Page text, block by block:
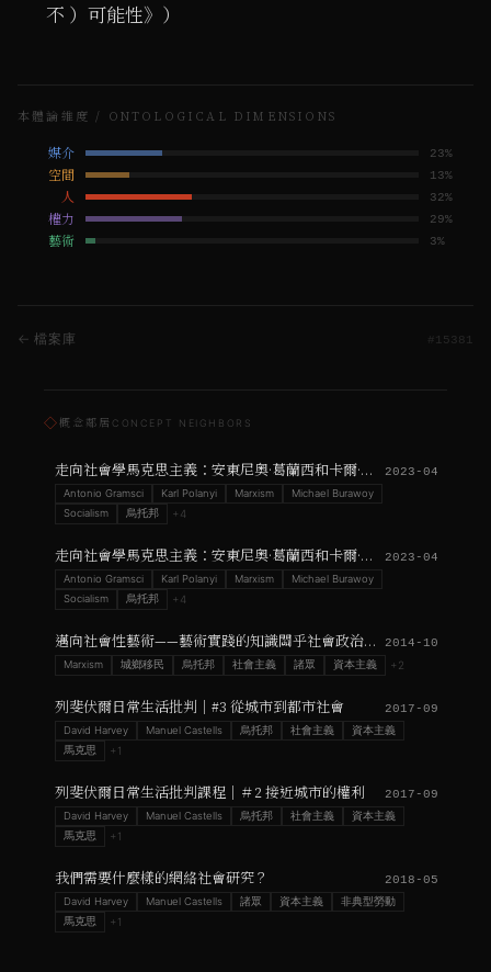
不 ）可能性》）
本體論維度 / ONTOLOGICAL DIMENSIONS
媒介 23%
空間 13%
人 32%
權力 29%
藝術 3%
← 檔案庫 15381
◇概念鄰居 CONCEPT NEIGHBORS
走向社會學馬克思主義：安東尼奧·葛蘭西和卡爾·波蘭尼的互補匯聚（一） 2023-04
Antonio Gramsci Karl Polanyi Marxism
Michael Burawoy
Socialism
烏托邦 + 4
走向社會學馬克思主義：安東尼奧·葛蘭西和卡爾·波蘭尼的互補匯聚（三） 2023-04
Antonio Gramsci Karl Polanyi Marxism
Michael Burawoy
Socialism
烏托邦 + 4
邁向社會性藝術——藝術實踐的知識關乎社會政治過程的知識 2014-10
Marxism 城鄉移民 烏托邦 社會主義 諸眾 資本主義 + 2
列斐伏爾日常生活批判｜#3 從城市到都市社會 2017-09
David Harvey Manuel Castells 烏托邦 社會主義
資本主義
馬克思
+ 1
列斐伏爾日常生活批判課程｜＃2 接近城市的權利 2017-09
David Harvey Manuel Castells 烏托邦 社會主義
資本主義
馬克思
+ 1
我們需要什麼樣的網絡社會研究？ 2018-05
David Harvey Manuel Castells 諸眾 資本主義
非典型勞動
馬克思
+ 1